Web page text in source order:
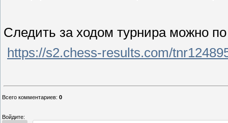
Следить за ходом турнира можно
https://s2.chess-results.com/
Всего комментариев: 0
Войдите: